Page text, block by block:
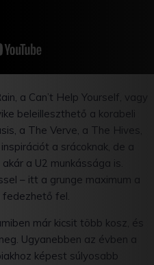
a Can’t Help Yourself, vagy
beleilleszthető a korabeli
a The Verve, a The Hives,
a srácoknak, de a
a U2 munkássága is.
– itt a grunge maximum a
fedezhető fel.
már kicsit több kosz, és
Ugyanebben az évben a
képest súlyosabb